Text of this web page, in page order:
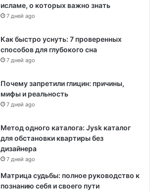
исламе, о которых важно знать
7 дней ago
Как быстро уснуть: 7 проверенных
способов для глубокого сна
7 дней ago
Почему запретили глицин: причины,
мифы и реальность
7 дней ago
Метод одного каталога: Jysk каталог
для обстановки квартиры без
дизайнера
7 дней ago
Матрица судьбы: полное руководство к
познанию себя и своего пути